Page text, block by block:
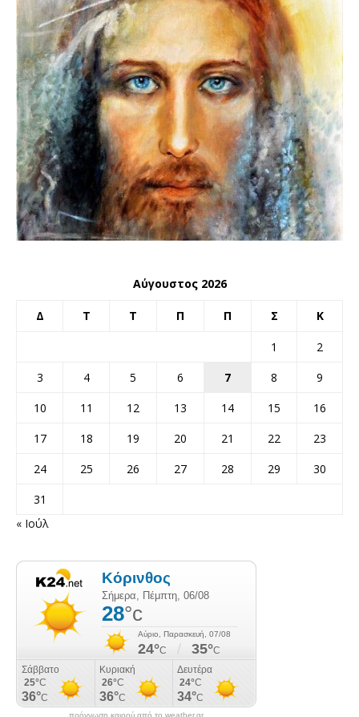
Αύγουστος 2026
Δ Τ Τ Π Π Σ Κ
1
2
3
4 5 6 7 8
9
10
11 12 13 14 15
16
17
18 19 20 21 22
23
24
25 26 27 28 29
30
31
« Ιούλ
πρόγνωση καιρού από το weather.gr